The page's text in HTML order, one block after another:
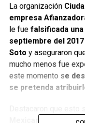
La organización
empresa
le fue falsificada
septiembre del
Soto y aseguraron
mucho menos fue
este momento se
se pretenda
Mexicano del